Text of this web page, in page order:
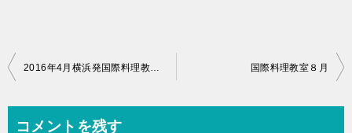
投
2016年4月横浜発国際料理教室バングラデシュ料理のご案内 国際料理教室８月
コメントを残す